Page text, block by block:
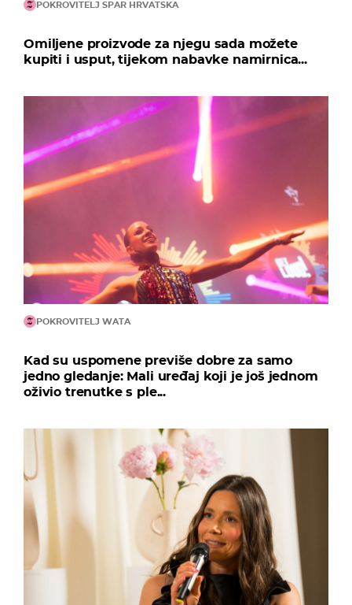
POKROVITELJ SPAR HRVATSKA
Omiljene proizvode za njegu sada možete
kupiti i usput, tijekom nabavke namirnica...
POKROVITELJ WATA
Kad su uspomene previše dobre za samo
jedno gledanje: Mali uređaj koji je još jednom
oživio trenutke s ple...